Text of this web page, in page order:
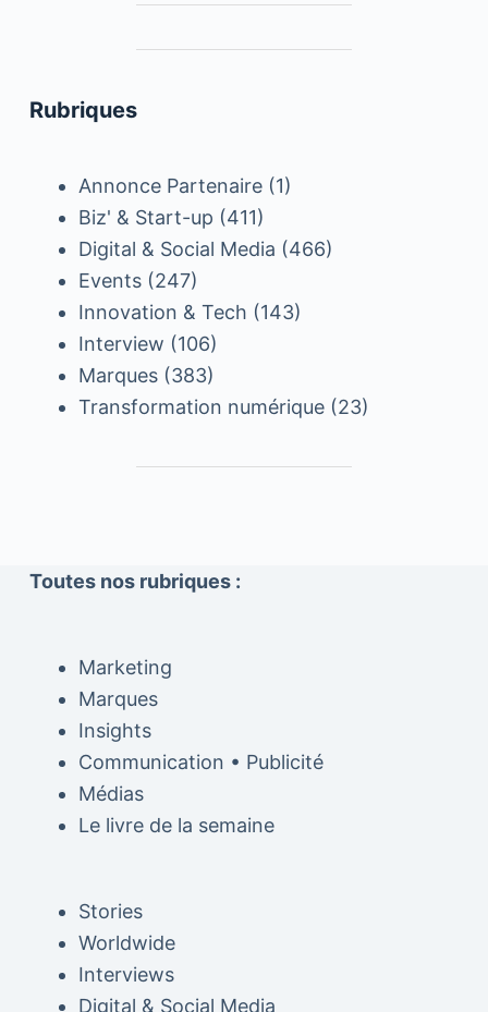
Rubriques
Annonce Partenaire(1)
Biz' & Start-up (411)
Digital & Social Media (466)
Events(247)
Innovation & Tech (143)
Interview (106)
Marques(383)
Transformation numérique(23)
Toutes nos rubriques :
Marketing
Marques
Insights
Communication • Publicité
Médias
Le livre de la semaine
Stories
Worldwide
Interviews
Digital & Social Media